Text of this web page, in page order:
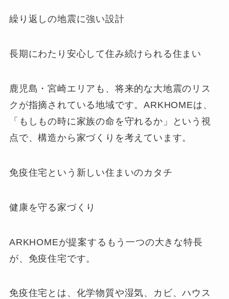
繰り返しの地震に強い設計
長期にわたり安心して住み続けられる住まい
鹿児島・宮崎エリアも、将来的な大地震のリス
クが指摘されている地域です。ARKHOMEは、
「もしもの時に家族の命を守れるか」という視
点で、構造から家づくりを考えています。
免疫住宅という新しい住まいのカタチ
健康を守る家づくり
ARKHOMEが提案するもう一つの大きな特長
が、免疫住宅です。
免疫住宅とは、化学物質や湿気、カビ、ハウス